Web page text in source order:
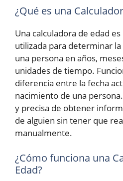
¿Qué es una
Una calculadora de edad
utilizada para determinar
una persona en años,
unidades de tiempo.
diferencia entre la fecha
nacimiento de una
y precisa de obtener
de alguien sin tener que
manualmente.
¿Cómo funciona una
Edad?